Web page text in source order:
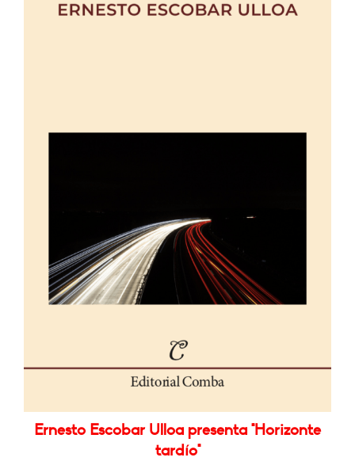
Ernesto Escobar Ulloa presenta "Horizonte
tardío"